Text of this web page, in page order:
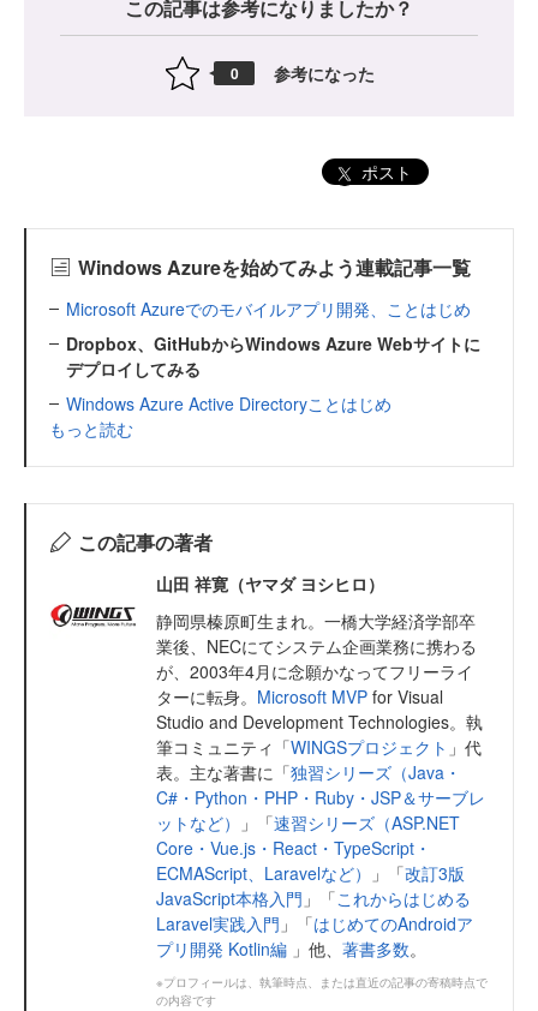
この記事は参考になりましたか？
0 参考になった
ポスト
Windows Azureを始めてみよう連載記事一覧
Microsoft Azureでのモバイルアプリ開発、ことはじめ
Dropbox、GitHubからWindows Azure Webサイトに
デプロイしてみる
Windows Azure Active Directoryことはじめ
もっと読む
この記事の著者
山田 祥寛（ヤマダ ヨシヒロ）
静岡県榛原町生まれ。一橋大学経済学部卒
業後、NECにてシステム企画業務に携わる
が、2003年4月に念願かなってフリーライ
ターに転身。 Microsoft MVP for Visual
Studio and Development Technologies。執
筆コミュニティ「WINGSプロジェクト 」代
表。主な著書に「独習シリーズ（Java・
C#・Python・PHP・Ruby・JSP＆サーブレ
ットなど）
」「速習シリーズ（ASP.NET
Core・Vue.js・React・TypeScript・
ECMAScript、Laravelなど）
」「改訂3版
JavaScript本格入門 」「これからはじめる
Laravel実践入門 」「はじめてのAndroidア
プリ開発 Kotlin編 」他、 著書多数。
※プロフィールは、執筆時点、または直近の記事の寄稿時点で
の内容です